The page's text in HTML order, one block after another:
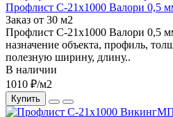
Профлист С-21х1000 Валори 0,5
Заказ от 30 м2
Профлист С-21х1000 Валори 0,5
назначение объекта, профиль,
полезную ширину, длину..
В наличии
1010 ₽/м2
Купить